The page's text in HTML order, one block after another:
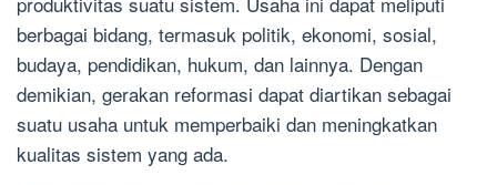
berbagai bidang, termasuk politik, ekonomi, sosial,
budaya, pendidikan, hukum, dan lainnya. Dengan
demikian, gerakan reformasi dapat diartikan sebagai
suatu usaha untuk memperbaiki dan meningkatkan
kualitas sistem yang ada.